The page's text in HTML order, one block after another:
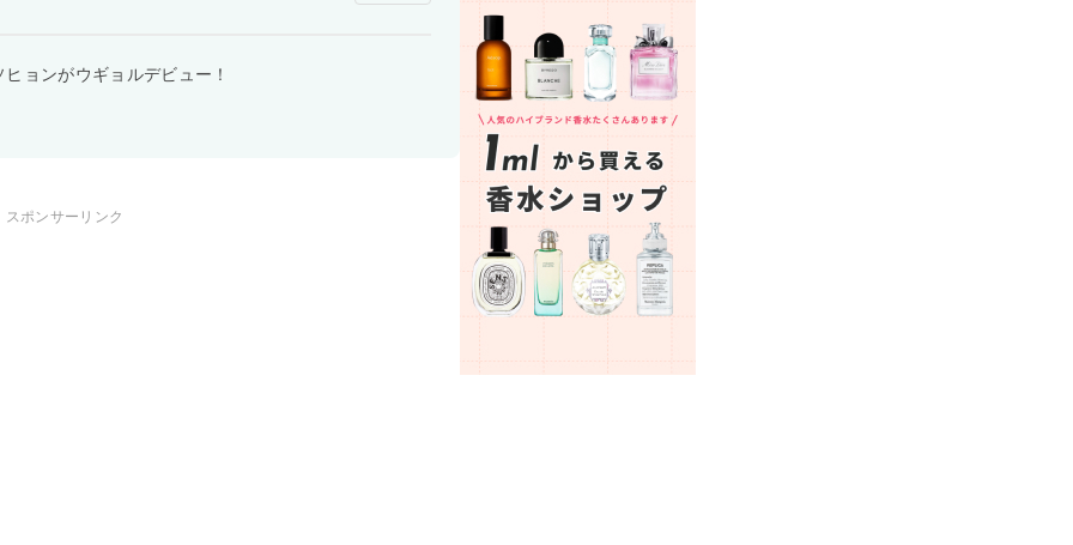
ョンがウギョルデビュー！
スポンサーリンク